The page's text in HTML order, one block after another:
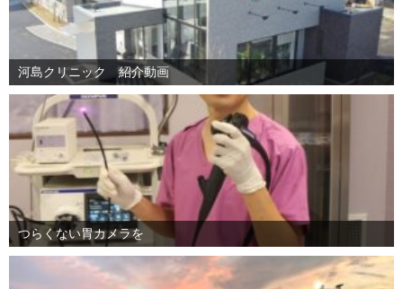
河島クリニック 紹介動画
つらくない胃カメラを